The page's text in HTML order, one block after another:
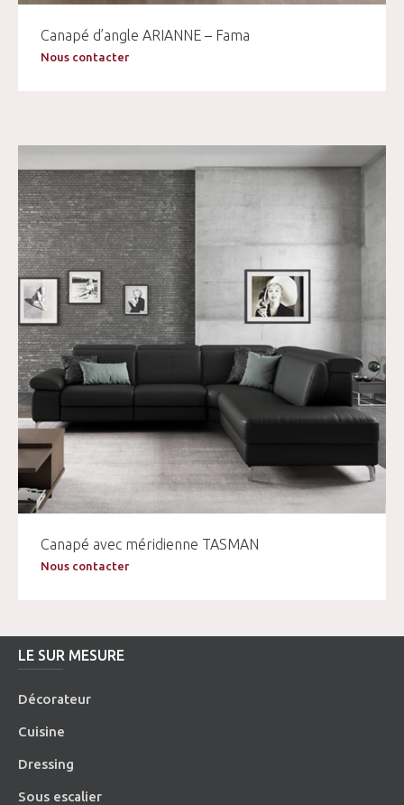
Canapé d’angle ARIANNE – Fama
Nous contacter
Canapé avec méridienne TASMAN
Nous contacter
LE SUR MESURE
Décorateur
Cuisine
Dressing
Sous escalier